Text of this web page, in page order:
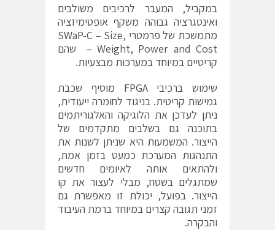
במקביל, המעבר לרכיבים משולבים
ואינטגרציה גבוהה משקף אופטימיזציה
מתמשכת של פרמטרי SWaP-C – Size,
Weight, Power and Cost – שהם
קריטיים במיוחד במערכות מבצעיות.
שימוש ברכיבי FPGA מוסיף שכבת
גמישות קריטית. בניגוד לחומרה ייעודית,
ניתן לעדכן את הלוגיקה והאלגוריתמים
בתוכנה גם בשלבים מתקדמים של
הייצור. המשמעות היא שניתן לשנות את
התנהגות המערכת כמעט בזמן אמת,
ולהתאים אותה לאיומים חדשים
שמתגלים בשטח, מבלי לעצור את קו
הייצור. בפועל, יכולת זו מאפשרת גם
זמני תגובה קצרים במיוחד ברמת העיבוד
והבקרה.